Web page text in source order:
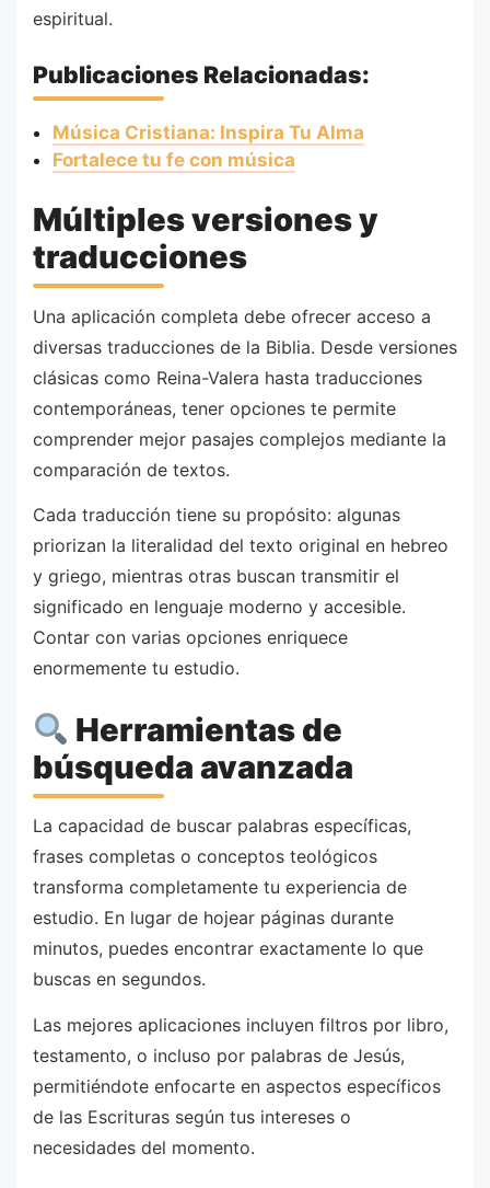
espiritual.
Publicaciones Relacionadas:
Música Cristiana: Inspira Tu Alma
Fortalece tu fe con música
Múltiples versiones y
traducciones
Una aplicación completa debe ofrecer acceso a
diversas traducciones de la Biblia. Desde versiones
clásicas como Reina-Valera hasta traducciones
contemporáneas, tener opciones te permite
comprender mejor pasajes complejos mediante la
comparación de textos.
Cada traducción tiene su propósito: algunas
priorizan la literalidad del texto original en hebreo
y griego, mientras otras buscan transmitir el
significado en lenguaje moderno y accesible.
Contar con varias opciones enriquece
enormemente tu estudio.
Herramientas de
búsqueda avanzada
La capacidad de buscar palabras específicas,
frases completas o conceptos teológicos
transforma completamente tu experiencia de
estudio. En lugar de hojear páginas durante
minutos, puedes encontrar exactamente lo que
buscas en segundos.
Las mejores aplicaciones incluyen filtros por libro,
testamento, o incluso por palabras de Jesús,
permitiéndote enfocarte en aspectos específicos
de las Escrituras según tus intereses o
necesidades del momento.